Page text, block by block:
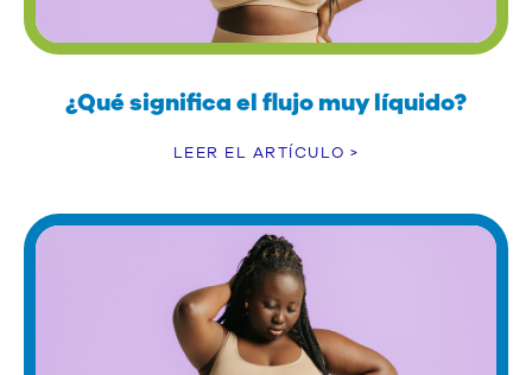
¿Qué significa el flujo muy líquido?
LEER EL ARTÍCULO >